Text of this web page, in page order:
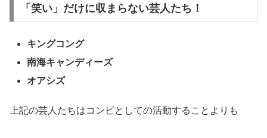
「笑い」だけに収まらない芸人たち！
キングコング
南海キャンディーズ
オアシズ
上記の芸人たちはコンビとしての活動することよりも